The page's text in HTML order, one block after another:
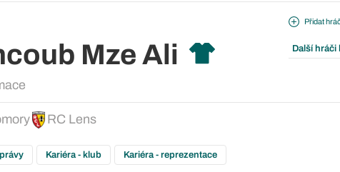
Mze Ali
RC Lens
Přidat
Další hráči
Kariéra - klub Kariéra - reprezentace